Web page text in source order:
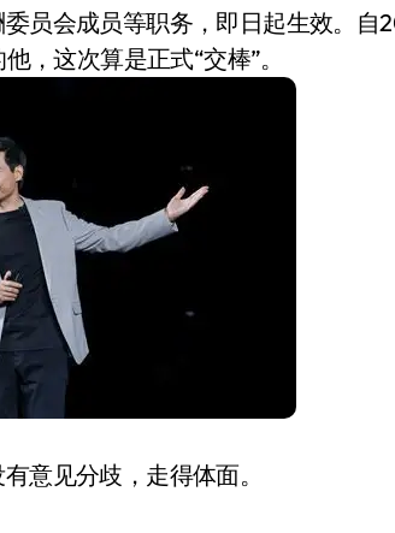
庭版和专业版，选错真的会后悔吗？
了吗？详解exFAT和NTFS的终极对决
大疆Mini 2S内录实测，值不值得冲？
“定规则”：海信拿下RGB-Mini LED全球话语权
，我先不学了——永辉的“休克疗法”宣告暂停
国钙钛矿探测器太空“开箱”，一边探测射线一
跳上3099，小米17标准版逼近4800
开胃菜：合肥正在下一盘你看不懂的大棋
水？90%的人第一步就做错了
员会成员等职务，即日起生效。自
，这次算是正式“交棒”。
意见分歧，走得体面。